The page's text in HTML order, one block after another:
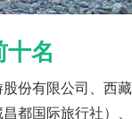
名
份有限公司、西
都国际旅行社）